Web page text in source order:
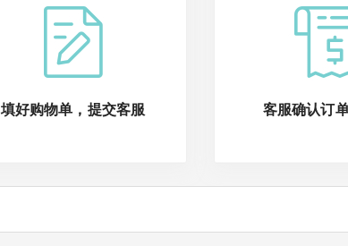
填好购物单，提交客服 客服确认订